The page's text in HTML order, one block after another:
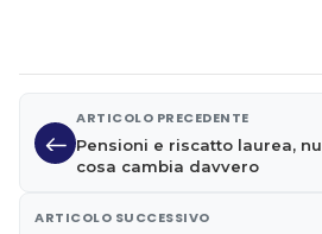
ARTICOLO PRECEDENTE
Pensioni e riscatto laurea,
cosa cambia davvero
ARTICOLO SUCCESSIVO